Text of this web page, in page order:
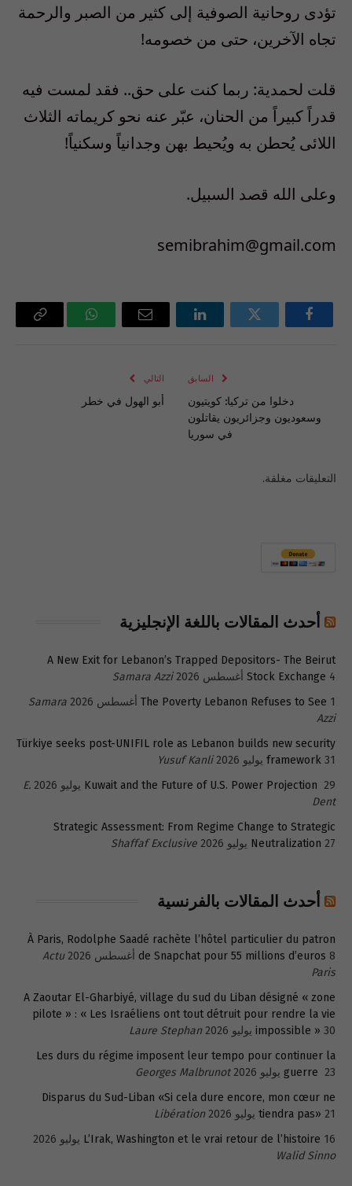
تؤدى روحانية الصوفية إلى كثير من الصبر والرحمة
تجاه الآخرين، حتى من خصومه!
قلت لحمدية: ربما كنت على حق.. فقد لمست فيه
قدراً كبيراً من الحنان، عبّر عنه نحو كريماته الثلاث
اللائى يُحطن به ويُحيط بهن وجدانياً وسكنياً!
وعلى الله قصد السبيل.
semibrahim@gmail.com
فيسبوك تويتر لينكدإن
البريد
واتساب Copy
السابق
دخلوا من تركيا: كويتيون
وسعوديون وجزائريون يقاتلون
في سوريا
التالي
أبو الهول في خطر
التعليقات مغلقة.
أحدث المقالات باللغة الإنجليزية
A New Exit for Lebanon’s Trapped Depositors- The Beirut
Stock Exchange 4 أغسطس 2026
Samara Azzi
The Poverty Lebanon Refuses to See 1 أغسطس 2026
Samara
Azzi
Türkiye seeks post-UNIFIL role as Lebanon builds new security
framework 31 يوليو 2026
Yusuf Kanli
Kuwait and the Future of U.S. Power Projection 29 يوليو 2026
E.
Dent
Strategic Assessment: From Regime Change to Strategic
Neutralization 27 يوليو 2026 Shaffaf Exclusive
أحدث المقالات بالفرنسية
À Paris, Rodolphe Saadé rachète l’hôtel particulier du patron
de Snapchat pour 55 millions d’euros 8 أغسطس 2026
Actu
Paris
A Zaoutar El-Gharbiyé, village du sud du Liban désigné « zone
pilote » : « Les Israéliens ont tout détruit pour rendre la vie
impossible » 30 يوليو 2026
Laure Stephan
Les durs du régime imposent leur tempo pour continuer la
guerre 23 يوليو 2026
Georges Malbrunot
Disparus du Sud-Liban «Si cela dure encore, mon cœur ne
tiendra pas» 21 يوليو 2026
Libération
L’Irak, Washington et le vrai retour de l’histoire 16 يوليو 2026
Walid Sinno